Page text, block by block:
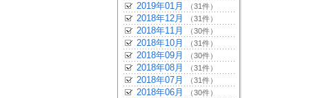
2019年01月 （31件）
2018年12月 （31件）
2018年11月 （30件）
2018年10月 （31件）
2018年09月 （30件）
2018年08月 （31件）
2018年07月 （31件）
2018年06月 （30件）